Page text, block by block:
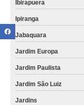
Ibirapuera
Ipiranga
Jabaquara
Jardim Europa
Jardim Paulista
Jardim São Luiz
Jardins